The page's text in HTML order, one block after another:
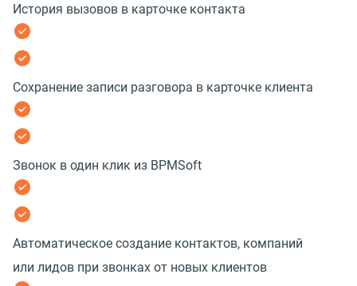
История вызовов в карточке контакта
Сохранение записи разговора в карточке клиента
Звонок в один клик из BPMSoft
Автоматическое создание контактов, компаний
или лидов при звонках от новых клиентов